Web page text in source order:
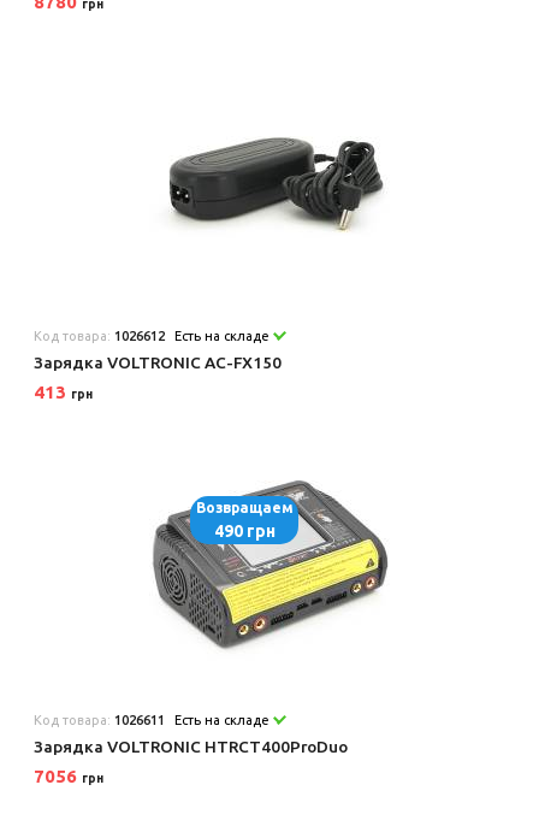
грн
Код товара: 1026612 Есть на складе
Зарядка VOLTRONIC AC-FX150
413 грн
Возвращаем
490 грн
Код товара: 1026611 Есть на складе
Зарядка VOLTRONIC HTRCT400ProDuo
7056 грн